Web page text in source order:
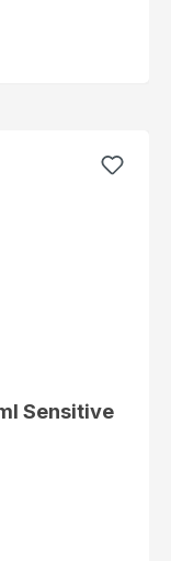
Sensitive